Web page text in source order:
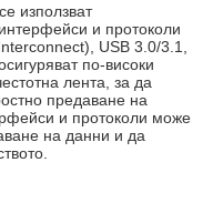
използват
и протоколи
USB 3.0/3.1,
по-високи
лента, за да
предаване на
и протоколи може
на данни и да